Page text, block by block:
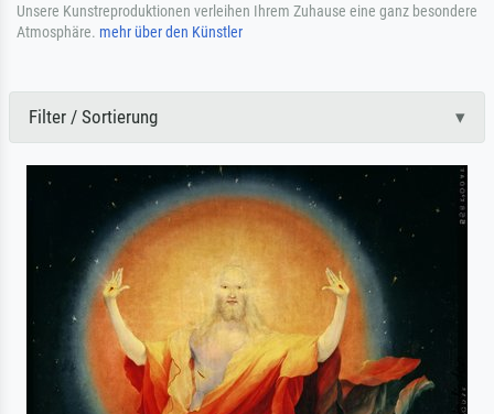
Unsere Kunstreproduktionen verleihen Ihrem Zuhause eine ganz besondere
Atmosphäre. mehr über den Künstler
Filter / Sortierung